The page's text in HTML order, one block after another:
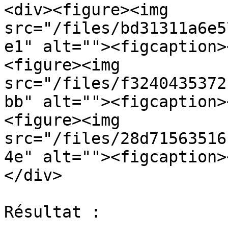
<div><figure><img
src="/files/
e1"
<figure><img
src="/files/
bb"
<figure><img
src="/files/
4e"
</div>
Résultat :